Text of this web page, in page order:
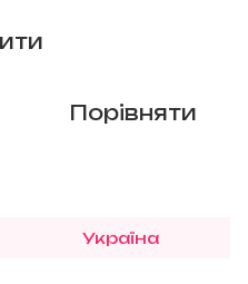
Порівняти
Україна